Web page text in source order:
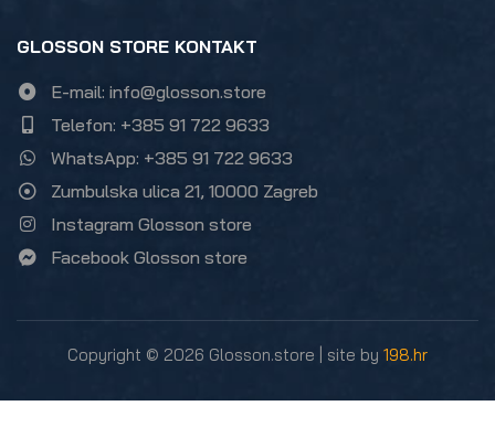
GLOSSON STORE KONTAKT
E-mail: info@glosson.store
Telefon: +385 91 722 9633
WhatsApp: +385 91 722 9633
Zumbulska ulica 21, 10000 Zagreb
Instagram Glosson store
Facebook Glosson store
Copyright © 2026 Glosson.store | site by 198.hr